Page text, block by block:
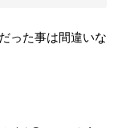
った事は間違いな